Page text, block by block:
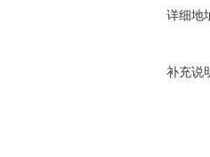
详细地
补充说